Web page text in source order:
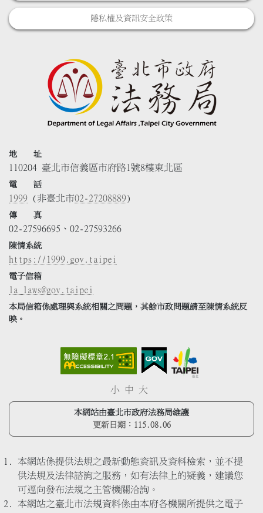
隱私權及資訊安全政策
地 址
110204 臺北市信義區市府路1號8樓東北區
電 話
1999 (非臺北市02-27208889)
傳 真
02-27596695、02-27593266
陳情系統
https://1999.gov.taipei
電子信箱
la_laws@gov.taipei
本局信箱係處理與系統相關之問題，其餘市政問題請至陳情系統反
映。
小 中 大
本網站由臺北市政府法務局維護
更新日期： 115.08.06
本網站係提供法規之最新動態資訊及資料檢索，並不提
供法規及法律諮詢之服務，如有法律上的疑義，建議您
可逕向發布法規之主管機關洽詢。
本網站之臺北市法規資料係由本府各機關所提供之電子